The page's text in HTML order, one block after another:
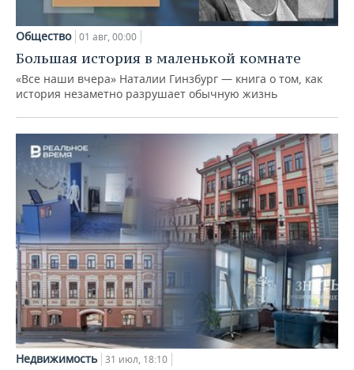
Общество 01 авг, 00:00
Большая история в маленькой комнате
«Все наши вчера» Наталии Гинзбург — книга о том, как
история незаметно разрушает обычную жизнь
Недвижимость 31 июл, 18:10